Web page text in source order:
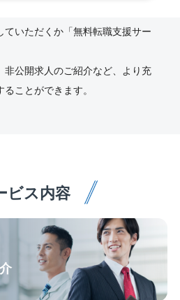
いただくか「無料転職支援サー
非公開求人のご紹介など、より充
ことができます。
ビス内容